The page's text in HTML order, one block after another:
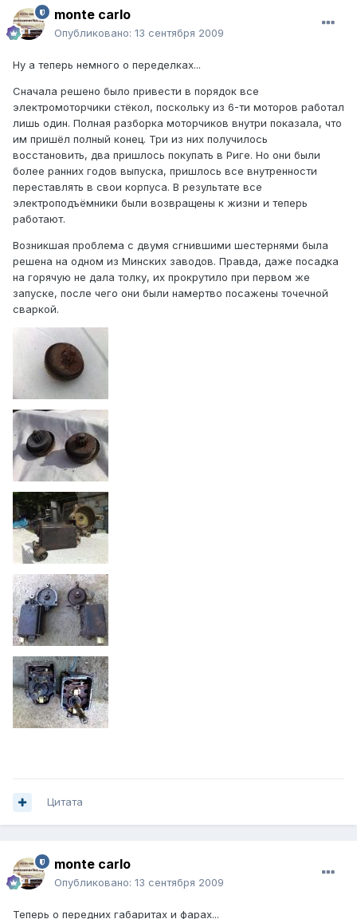
monte carlo
Опубликовано: 13 сентября 2009
Ну а теперь немного о переделках...
Сначала решено было привести в порядок все
электромоторчики стёкол, поскольку из 6-ти моторов работал
лишь один. Полная разборка моторчиков внутри показала, что
им пришёл полный конец. Три из них получилось
восстановить, два пришлось покупать в Риге. Но они были
более ранних годов выпуска, пришлось все внутренности
переставлять в свои корпуса. В результате все
электроподъёмники были возвращены к жизни и теперь
работают.
Возникшая проблема с двумя сгнившими шестернями была
решена на одном из Минских заводов. Правда, даже посадка
на горячую не дала толку, их прокрутило при первом же
запуске, после чего они были намертво посажены точечной
сваркой.
Цитата
monte carlo
Опубликовано: 13 сентября 2009
Теперь о передних габаритах и фарах...